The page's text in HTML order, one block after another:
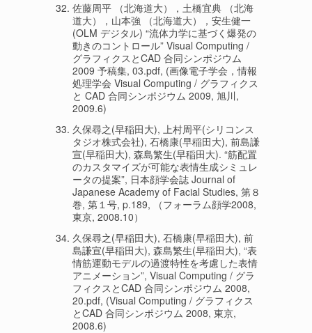
佐藤周平 （北海道大），土橋宜典 （北海
道大），山本強 （北海道大），安生健一
(OLM デジタル) “流体力学に基づく爆発の
動きのコントロール” Visual Computing /
グラフィクスとCAD 合同シンポジウム
2009 予稿集, 03.pdf, (画像電子学会，情報
処理学会 Visual Computing / グラフィクス
と CAD 合同シンポジウム 2009, 旭川,
2009.6)
久保尋之(早稲田大), 上村周平(シリコンス
タジオ株式会社), 石橋康(早稲田大), 前島謙
宣(早稲田大), 森島繁生(早稲田大). “筋配置
のカスタマイズが可能な表情生成シミュレ
ータの提案”, 日本顔学会誌 Journal of
Japanese Academy of Facial Studies, 第８
巻, 第１号, p.189, （フォーラム顔学2008,
東京, 2008.10）
久保尋之(早稲田大), 石橋康(早稲田大), 前
島謙宣(早稲田大), 森島繁生(早稲田大), “表
情筋運動モデルの過渡特性を考慮した表情
アニメーション”, Visual Computing / グラ
フィクスとCAD 合同シンポジウム 2008,
20.pdf, (Visual Computing / グラフィクス
とCAD 合同シンポジウム 2008, 東京,
2008.6)